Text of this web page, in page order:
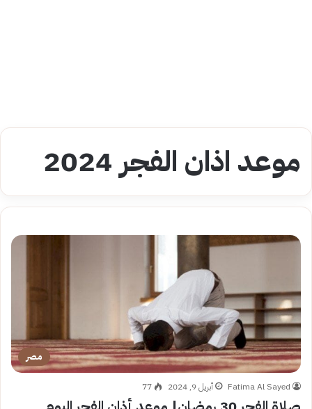
موعد اذان الفجر 2024
مصر
Fatima Al Sayed أبريل 9, 2024 77